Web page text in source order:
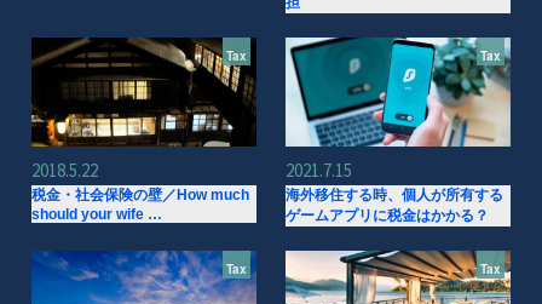
Tax
2018.5.22
税金・社会保険の壁／How much
should your wife …
Tax
2021.7.15
海外移住する時、個人が所有する
ゲームアプリに税金はかかる？
Tax Tax